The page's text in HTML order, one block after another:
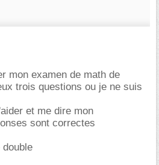
mon examen de math de
trois questions ou je ne suis
et me dire mon
sont correctes